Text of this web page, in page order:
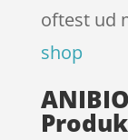
oftest ud
shop